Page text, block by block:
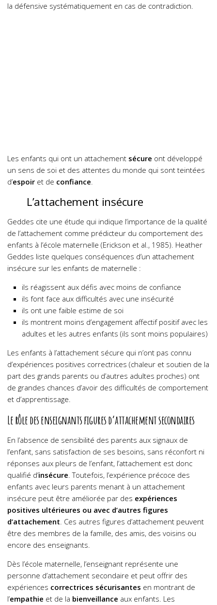
la défensive systématiquement en cas de contradiction.
Les enfants qui ont un attachement sécure ont développé
un sens de soi et des attentes du monde qui sont teintées
d’espoir et de confiance.
L’attachement insécure
Geddes cite une étude qui indique l’importance de la qualité
de l’attachement comme prédicteur du comportement des
enfants à l’école maternelle (Erickson et al., 1985). Heather
Geddes liste quelques conséquences d’un attachement
insécure sur les enfants de maternelle :
ils réagissent aux défis avec moins de confiance
ils font face aux difficultés avec une insécurité
ils ont une faible estime de soi
ils montrent moins d’engagement affectif positif avec les
adultes et les autres enfants (ils sont moins populaires)
Les enfants à l’attachement sécure qui n’ont pas connu
d’expériences positives correctrices (chaleur et soutien de la
part des grands parents ou d’autres adultes proches) ont
de grandes chances d’avoir des difficultés de comportement
et d’apprentissage.
Le rôle des enseignants figures d’attachement secondaires
En l’absence de sensibilité des parents aux signaux de
l’enfant, sans satisfaction de ses besoins, sans réconfort ni
réponses aux pleurs de l’enfant, l’attachement est donc
qualifié d’insécure. Toutefois, l’expérience précoce des
enfants avec leurs parents menant à un attachement
insécure peut être améliorée par des expériences
positives ultérieures ou avec d’autres figures
d’attachement. Ces autres figures d’attachement peuvent
être des membres de la famille, des amis, des voisins ou
encore des enseignants.
Dès l’école maternelle, l’enseignant représente une
personne d’attachement secondaire et peut offrir des
expériences correctrices sécurisantes en montrant de
l’empathie et de la bienveillance aux enfants. Les